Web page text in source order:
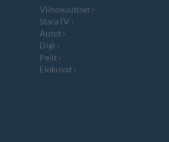
Viihdeuutiset
StaraTV
Autot
Digi
Pelit
Elokuvat